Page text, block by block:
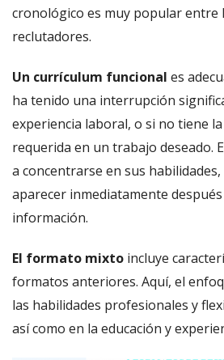
cronológico es muy popular entre
reclutadores.
Un currículum funcional es
ha tenido una interrupción
experiencia laboral, o si no tiene
requerida en un trabajo deseado.
a concentrarse en sus
aparecer inmediatamente después
información.
El formato mixto incluye
formatos anteriores. Aquí, el
las habilidades profesionales y
así como en la educación y